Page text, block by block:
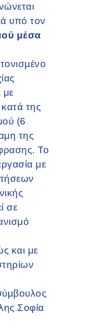
υπό τον
μέσα
με
της
(6
της
Το
με
σε
και με
Σοφία